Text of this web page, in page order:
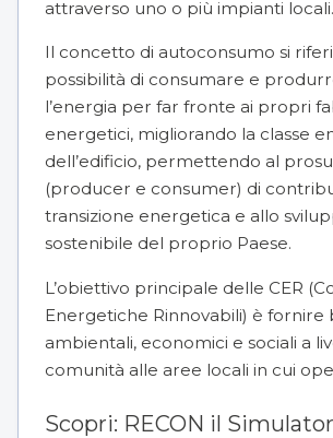
attraverso uno o più impianti locali.
Il concetto di autoconsumo si
possibilità di consumare e
l’energia per far fronte ai propri
energetici, migliorando la classe
dell’edificio, permettendo al
(producer e consumer) di
transizione energetica e allo
sostenibile del proprio Paese.
L’obiettivo principale delle CER (
Energetiche Rinnovabili) è fornire
ambientali, economici e sociali a
comunità alle aree locali in cui
Scopri: RECON il